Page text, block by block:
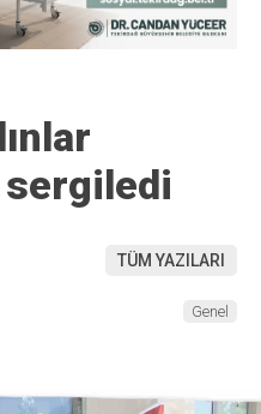
TÜM YAZILARI
Genel